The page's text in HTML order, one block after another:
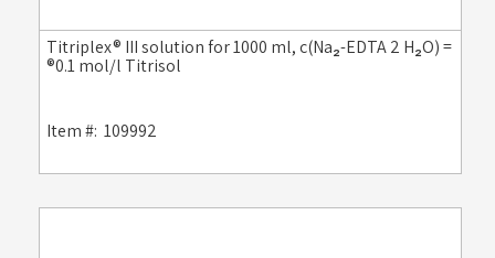
Titriplex® III solution for 1000 ml, c(Na₂-EDTA 2 H₂O) =
0.1 mol/l Titrisol®
Item #: 109992